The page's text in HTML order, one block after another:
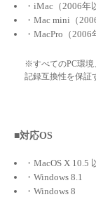
・iMac（2006年
・Mac mini（
・MacPro（2006
※すべてのPC環境
記録互換性を保証
■対応OS
・MacOS X 10.5
・Windows 8.1
・Windows 8